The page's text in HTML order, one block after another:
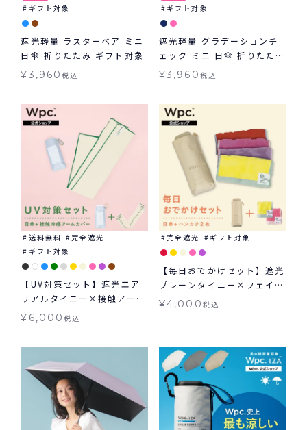
ギフト対象
遮光軽量 ラスターベア ミニ
日傘 折りたたみ ギフト対象
¥3,960税込
ギフト対象
遮光軽量 グラデーションチ
ェック ミニ 日傘 折りたたみ
ギフト対象
¥3,960 税込
送料無料
完全遮光
ギフト対象
【UV対策セット】遮光エア
リアルタイニー×接触アーム
カバー セット 折りたたみ日
¥ 6,000税込
完全遮光 ギフト対象
【毎日おでかけセット】遮光
プレーンタイニー×フェイバ
リットカラー タイニーハン
¥4,000 税込